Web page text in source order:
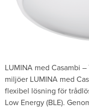
LUMINA med Casambi
miljöer LUMINA med
flexibel lösning för
Low Energy (BLE).